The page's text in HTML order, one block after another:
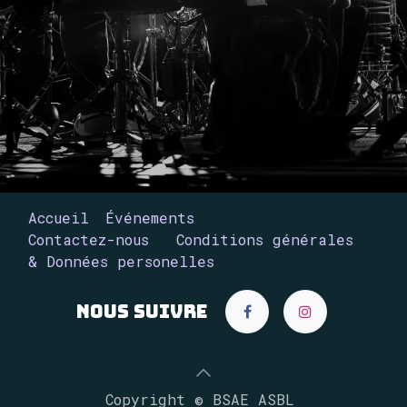
Accueil
Événements
Contactez-nous
Conditions générales
& Données personelles
Nous suivre
Copyright © BSAE ASBL